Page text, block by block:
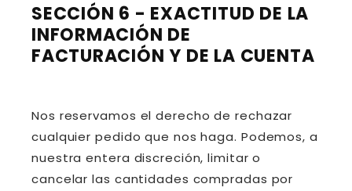
SECCIÓN 6 - EXACTITUD DE LA
INFORMACIÓN DE
FACTURACIÓN Y DE LA CUENTA
Nos reservamos el derecho de rechazar
cualquier pedido que nos haga. Podemos, a
nuestra entera discreción, limitar o
cancelar las cantidades compradas por